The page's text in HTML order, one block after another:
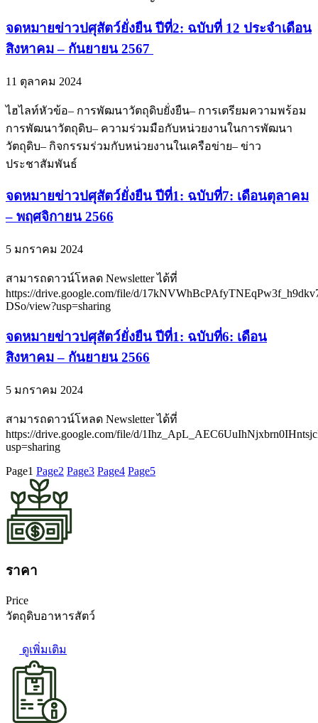
จดหมายข่าวปศุสัตว์ยั่งยืน ปีที่2: ฉบับที่ 12 ประจำเดือน
สิงหาคม – กันยายน 2567
11 ตุลาคม 2024
ไฮไลท์หัวข้อ– การพัฒนาวัตถุดิบยั่งยืน– การเตรียมความพร้อม
การพัฒนาวัตถุดิบ– ความร่วมมือกับหน่วยงานในการพัฒนา
วัตถุดิบ– กิจกรรมร่วมกับหน่วยงานในเครือข่าย– ข่าว
ประชาสัมพันธ์
จดหมายข่าวปศุสัตว์ยั่งยืน ปีที่1: ฉบับที่7: เดือนตุลาคม
– พฤศจิกายน 2566
5 มกราคม 2024
สามารถดาวน์โหลด Newsletter ได้ที่
https://drive.google.com/file/d/
DSo/view?usp=sharing
จดหมายข่าวปศุสัตว์ยั่งยืน ปีที่1: ฉบับที่6: เดือน
สิงหาคม – กันยายน 2566
5 มกราคม 2024
สามารถดาวน์โหลด Newsletter ได้ที่
https://drive.google.com/file/d/
usp=sharing
Page1 Page2 Page3 Page4 Page5
ราคา
Price
วัตถุดิบอาหารสัตว์
ดูเพิ่มเติม